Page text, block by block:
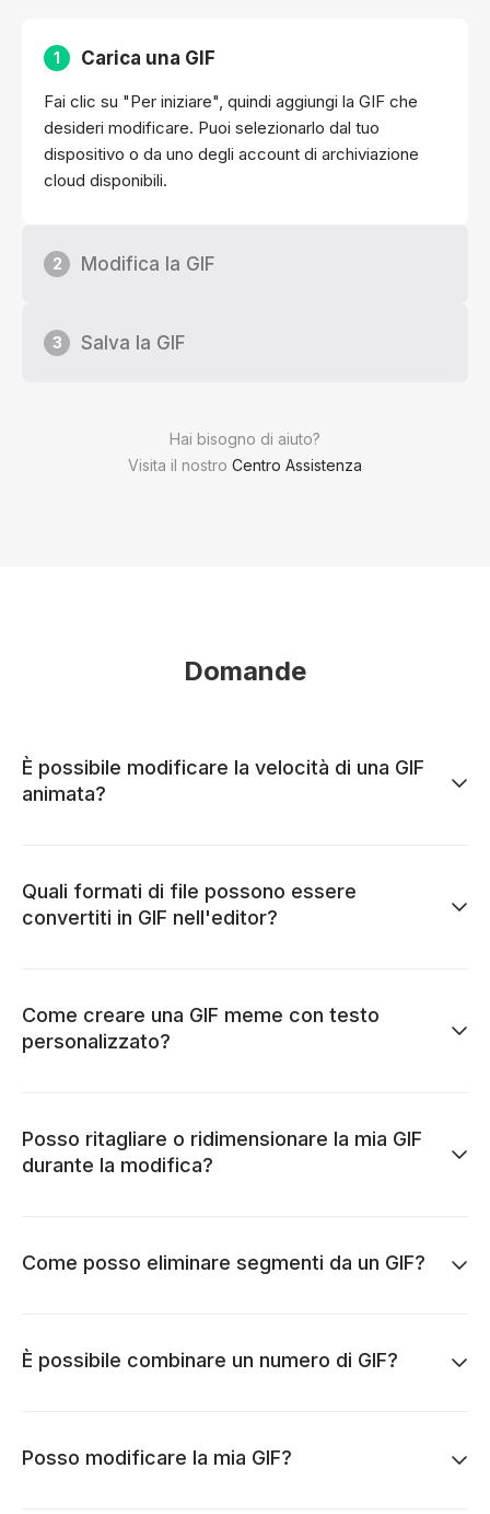
Hai bisogno di aiuto?
Visita il nostro Centro Assistenza
1 Carica una GIF
Fai clic su "Per iniziare", quindi aggiungi la GIF che
desideri modificare. Puoi selezionarlo dal tuo
dispositivo o da uno degli account di archiviazione
cloud disponibili.
2 Modifica la GIF
3 Salva la GIF
Domande
È possibile modificare la velocità di una GIF
animata?
Quali formati di file possono essere
convertiti in GIF nell'editor?
Come creare una GIF meme con testo
personalizzato?
Posso ritagliare o ridimensionare la mia GIF
durante la modifica?
Come posso eliminare segmenti da un GIF?
È possibile combinare un numero di GIF?
Posso modificare la mia GIF?